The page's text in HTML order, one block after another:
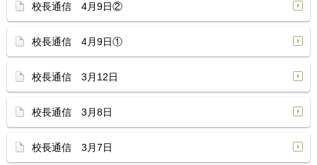
校長通信 4月9日②
校長通信 4月9日①
校長通信 3月12日
校長通信 3月8日
校長通信 3月7日